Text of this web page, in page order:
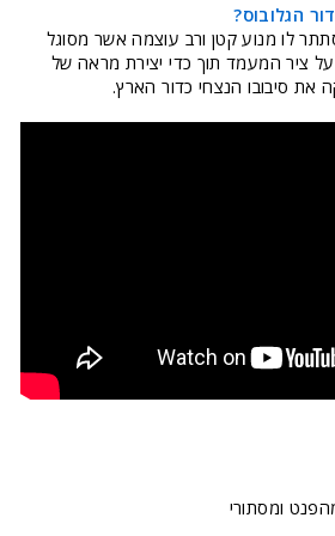
הגלובוס?
לו מנוע קטן ורב עוצמה אשר מסוגל
על ציר המעמד תוך כדי יצירת מראה של
את סיבובו הנצחי כדור הארץ.
ומסתורי